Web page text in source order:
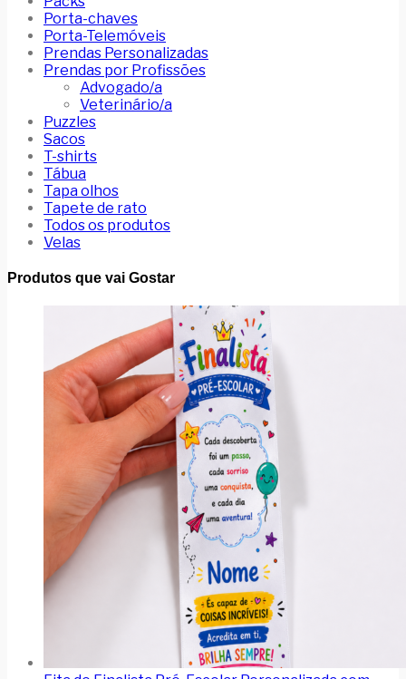
Porta-chaves
Porta-Telemóveis
Prendas Personalizadas
Prendas por Profissões
Advogado/a
Veterinário/a
Puzzles
Sacos
T-shirts
Tábua
Tapa olhos
Tapete de rato
Todos os produtos
Velas
Produtos que vai Gostar